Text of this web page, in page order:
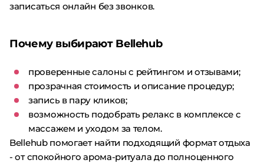
записаться онлайн без звонков.
Почему выбирают Bellehub
проверенные салоны с рейтингом и отзывами;
прозрачная стоимость и описание процедур;
запись в пару кликов;
возможность подобрать релакс в комплексе с
массажем и уходом за телом.
Bellehub помогает найти подходящий формат отдыха
- от спокойного арома-ритуала до полноценного